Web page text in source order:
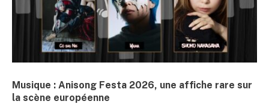
Musique : Anisong Festa 2026, une affiche rare sur
la scène européenne